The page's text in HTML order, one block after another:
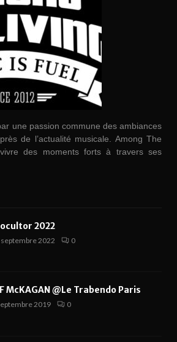
une passion commune des ambiances
de l’actualité musicale. Among The
des moments forts à travers ses
2022
septembre 2022 0
McKAGAN @Le Trabendo Paris
2019 0